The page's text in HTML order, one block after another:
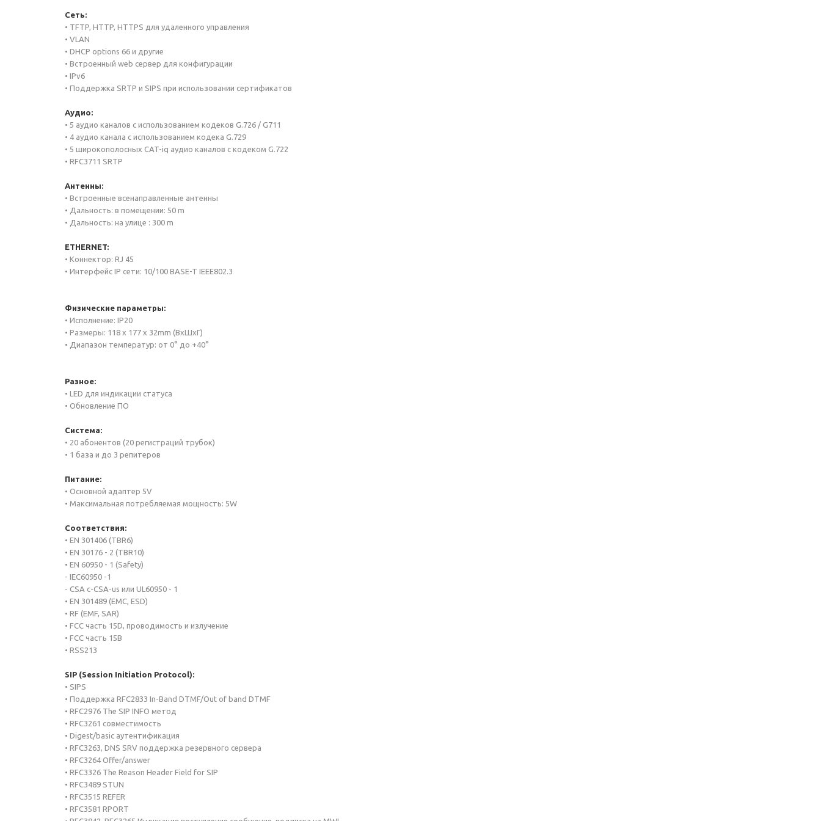
Сеть:
• TFTP, HTTP, HTTPS для удаленного управления
• VLAN
• DHCP options 66 и другие
• Встроенный web сервер для конфигурации
• IPv6
• Поддержка SRTP и SIPS при использовании сертификатов
Аудио:
• 5 аудио каналов с использованием кодеков G.726 / G711
• 4 аудио канала с использованием кодека G.729
• 5 широкополосных CAT-iq аудио каналов с кодеком G.722
• RFC3711 SRTP
Антенны:
• Встроенные всенаправленные антенны
• Дальность: в помещении: 50 m
• Дальность: на улице : 300 m
ETHERNET:
• Коннектор: RJ 45
• Интерфейс IP сети: 10/100 BASE-T IEEE802.3
Физические параметры:
• Исполнение: IP20
• Размеры: 118 x 177 x 32mm (ВxШxГ)
• Диапазон температур: от 0° до +40°
Разное:
• LED для индикации статуса
• Обновление ПО
Система:
• 20 абонентов (20 регистраций трубок)
• 1 база и до 3 репитеров
Питание:
• Основной адаптер 5V
• Максимальная потребляемая мощность: 5W
Соответствия:
• EN 301406 (TBR6)
• EN 30176 - 2 (TBR10)
• EN 60950 - 1 (Safety)
- IEC60950 -1
- CSA c-CSA-us или UL60950 - 1
• EN 301489 (EMC, ESD)
• RF (EMF, SAR)
• FCC часть 15D, проводимость и излучение
• FCC часть 15B
• RSS213
SIP (Session Initiation Protocol):
• SIPS
• Поддержка RFC2833 In-Band DTMF/Out of band DTMF
• RFC2976 The SIP INFO метод
• RFC3261 совместимость
• Digest/basic аутентификация
• RFC3263, DNS SRV поддержка резервного сервера
• RFC3264 Offer/answer
• RFC3326 The Reason Header Field for SIP
• RFC3489 STUN
• RFC3515 REFER
• RFC3581 RPORT